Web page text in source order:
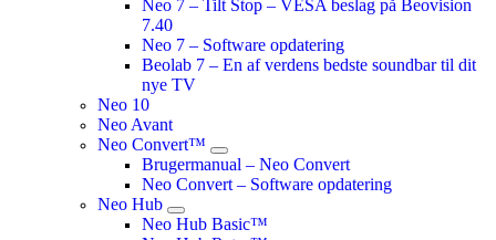
Neo 7 – Tilt Stop – VESA beslag på Beovision
7.40
Neo 7 – Software opdatering
Beolab 7 – En af verdens bedste soundbar til dit
nye TV
Neo 10
Neo Avant
Neo Convert™
Brugermanual – Neo Convert
Neo Convert – Software opdatering
Neo Hub
Neo Hub Basic™